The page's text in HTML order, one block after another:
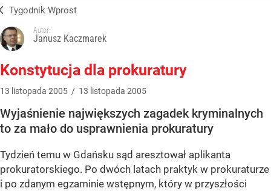
Tygodnik Wprost
Autor:
Janusz Kaczmarek
Konstytucja dla prokuratury
13 listopada 2005 / 13 listopada 2005
Wyjaśnienie największych zagadek kryminalnych
to za mało do usprawnienia prokuratury
Tydzień temu w Gdańsku sąd aresztował aplikanta
prokuratorskiego. Po dwóch latach praktyk w prokuraturze
i po zdanym egzaminie wstępnym, który w przyszłości